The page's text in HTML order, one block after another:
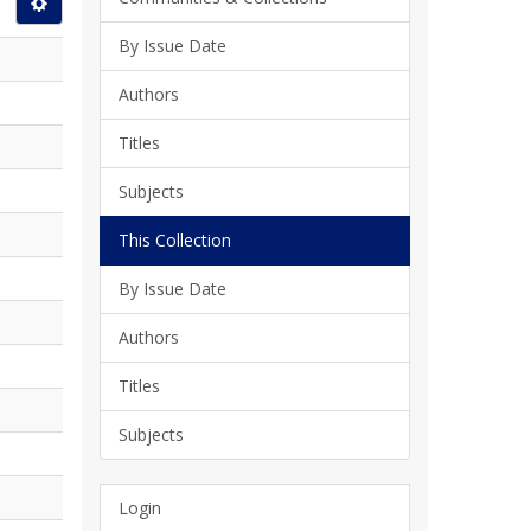
By Issue Date
Authors
Titles
Subjects
This Collection
By Issue Date
Authors
Titles
Subjects
Login